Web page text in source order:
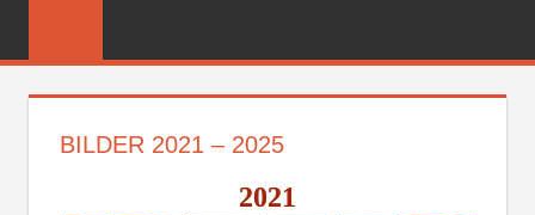
FEUERWEHR
BILDER 2021 – 2025
2021